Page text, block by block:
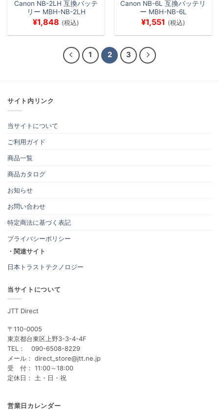
Canon NB-2LH 互換バッテ
リー MBH-NB-2LH
¥1,848 (税込)
Canon NB-6L 互換バッテリ
ー MBH-NB-6L
¥1,551 (税込)
1 2 3
サイト内リンク
当サイトについて
ご利用ガイド
商品一覧
商品カタログ
お知らせ
お問い合わせ
特定商法に基づく表記
プライバシーポリシー
・関連サイト
日本トラストテクノロジー
当サイトについて
JTT Direct
〒110-0005
東京都台東区上野3-3-4-4F
TEL： 090-6508-8229
メール： direct_store@jtt.ne.jp
受 付： 11:00～18:00
定休日： 土・日・祝
営業日カレンダー